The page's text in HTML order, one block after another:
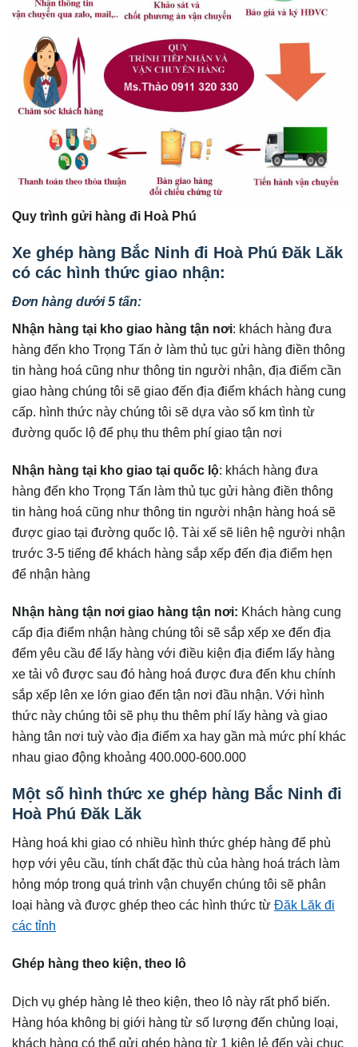
Quy trình gửi hàng đi Hoà Phú
Xe ghép hàng Bắc Ninh đi Hoà Phú Đăk Lăk
có các hình thức giao nhận:
Đơn hàng dưới 5 tấn:
Nhận hàng tại kho giao hàng tận nơi: khách hàng đưa
hàng đến kho Trọng Tấn ở làm thủ tục gửi hàng điền thông
tin hàng hoá cũng như thông tin người nhận, địa điểm cần
giao hàng chúng tôi sẽ giao đến địa điểm khách hàng cung
cấp. hình thức này chúng tôi sẽ dựa vào số km tình từ
đường quốc lộ để phụ thu thêm phí giao tận nơi
Nhận hàng tại kho giao tại quốc lộ: khách hàng đưa
hàng đến kho Trọng Tấn làm thủ tục gửi hàng điền thông
tin hàng hoá cũng như thông tin người nhận hàng hoá sẽ
được giao tại đường quốc lộ. Tài xế sẽ liên hệ người nhận
trước 3-5 tiếng để khách hàng sắp xếp đến địa điểm hẹn
để nhận hàng
Nhận hàng tận nơi giao hàng tận nơi: Khách hàng cung
cấp địa điểm nhận hàng chúng tôi sẽ sắp xếp xe đến địa
đểm yêu cầu để lấy hàng với điều kiện địa điểm lấy hàng
xe tải vô được sau đó hàng hoá được đưa đến khu chính
sắp xếp lên xe lớn giao đến tận nơi đầu nhận. Với hình
thức này chúng tôi sẽ phụ thu thêm phí lấy hàng và giao
hàng tân nơi tuỳ vào địa điểm xa hay gần mà mức phí khác
nhau giao động khoảng 400.000-600.000
Một số hình thức xe ghép hàng Bắc Ninh đi
Hoà Phú Đăk Lăk
Hàng hoá khi giao có nhiều hình thức ghép hàng để phù
hợp với yêu cầu, tính chất đặc thù của hàng hoá trách làm
hỏng móp trong quá trình vận chuyển chúng tôi sẽ phân
loại hàng và được ghép theo các hình thức từ Đăk Lăk đi
các tỉnh
Ghép hàng theo kiện, theo lô
Dịch vụ ghép hàng lẻ theo kiện, theo lô này rất phổ biến.
Hàng hóa không bị giới hàng từ số lượng đến chủng loại,
khách hàng có thể gửi ghép hàng từ 1 kiện lẻ đến vài chục